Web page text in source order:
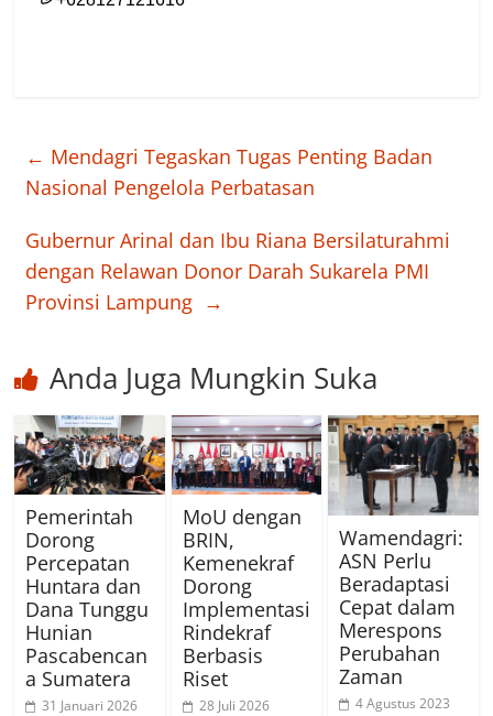
← Mendagri Tegaskan Tugas Penting Badan
Nasional Pengelola Perbatasan
Gubernur Arinal dan Ibu Riana Bersilaturahmi
dengan Relawan Donor Darah Sukarela PMI
Provinsi Lampung →
Anda Juga Mungkin Suka
Pemerintah
Dorong
Percepatan
Huntara dan
Dana Tunggu
Hunian
Pascabencan
a Sumatera
31 Januari 2026
MoU dengan
BRIN,
Kemenekraf
Dorong
Implementasi
Rindekraf
Berbasis
Riset
28 Juli 2026
Wamendagri:
ASN Perlu
Beradaptasi
Cepat dalam
Merespons
Perubahan
Zaman
4 Agustus 2023